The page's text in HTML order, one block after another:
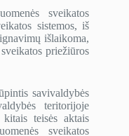
sveikatos
sistemos, iš
išlaikoma,
priežiūros
savivaldybės
teritorijoje
teisės aktais
sveikatos